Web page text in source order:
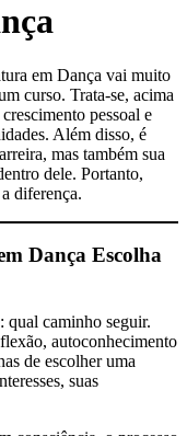
em Dança vai muito
curso. Trata-se, acima
pessoal e
Além disso, é
mas também sua
dele. Portanto,
diferença.
Dança Escolha
qual caminho seguir.
autoconhecimento
de escolher uma
suas